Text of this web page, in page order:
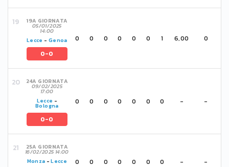
19A GIORNATA
05/01/2025
14:00
Lecce - Genoa
0-0
0 0 0 0 0 0 1 6,00 0
24A GIORNATA
09/02/2025
17:00
Lecce -
Bologna
0-0
0 0 0 0 0 0 0 - -
25A GIORNATA
16/02/2025 14:00
Monza -Lecce 0 0 0 0 0 0 0 - -